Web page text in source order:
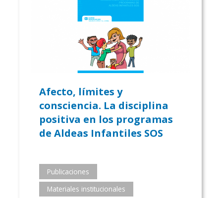
Afecto, límites y
consciencia. La disciplina
positiva en los programas
de Aldeas Infantiles SOS
Publicaciones
Materiales institucionales